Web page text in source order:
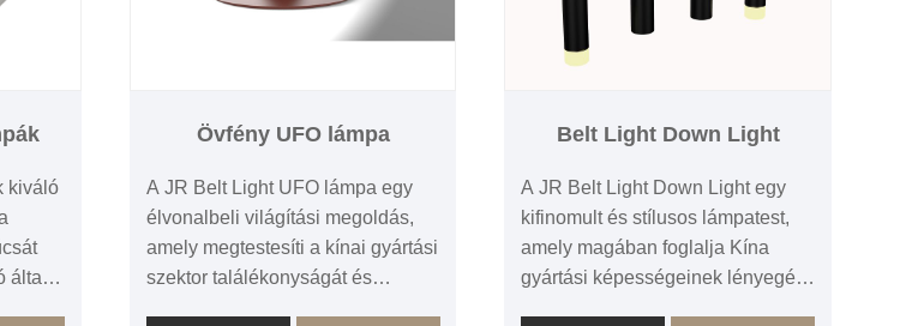
kiváló
által
Övfény UFO lámpa
A JR Belt Light UFO lámpa egy
élvonalbeli világítási megoldás,
amely megtestesíti a kínai gyártási
szektor találékonyságát és
Belt Light Down Light
A JR Belt Light Down Light egy
kifinomult és stílusos lámpatest,
amely magában foglalja Kína
gyártási képességeinek lényegét.